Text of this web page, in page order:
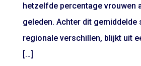
hetzelfde percentage vrouwen
geleden. Achter dit gemiddelde
regionale verschillen, blijkt uit
[…]